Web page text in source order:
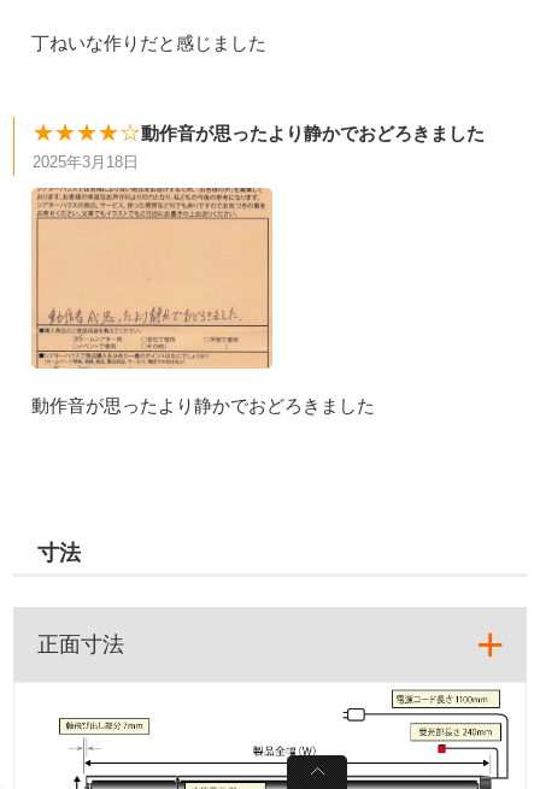
丁ねいな作りだと感じました
★★★★☆動作音が思ったより静かでおどろきました
2025年3月18日
動作音が思ったより静かでおどろきました
寸法
正面寸法